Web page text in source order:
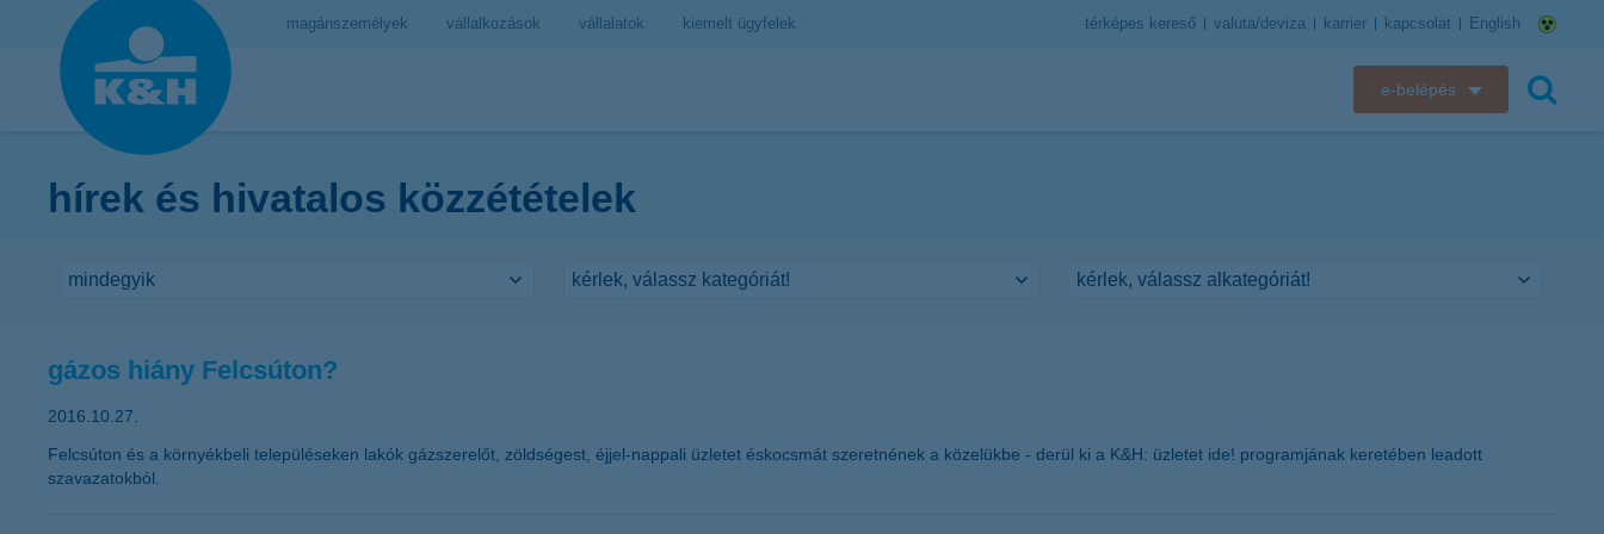
magánszemélyek vállalkozások vállalatok kiemelt ügyfelek térképes kereső valuta/deviza karrier kapcsolat English
e-belépés
hírek és hivatalos közzétételek
gázos hiány Felcsúton?
2016.10.27.
Felcsúton és a környékbeli településeken lakók gázszerelőt, zöldségest, éjjel-nappali üzletet éskocsmát szeretnének a közelükbe - derül ki a K&H: üzletet ide! programjának keretében leadott
szavazatokból.